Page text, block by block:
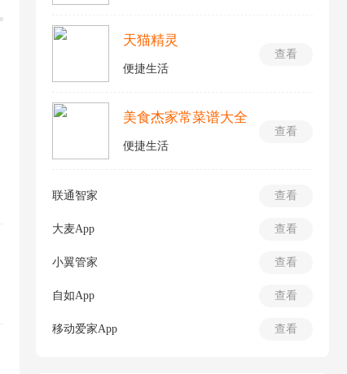
查看
天猫精灵
便捷生活
查看
美食杰家常菜谱大全
便捷生活
查看
联通智家
查看
大麦App
查看
小翼管家
查看
自如App
查看
移动爱家App